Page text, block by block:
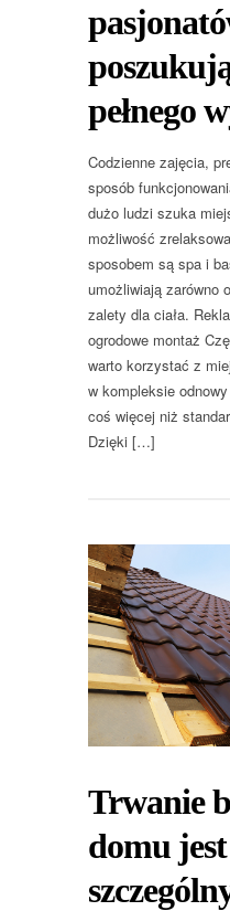
pełnego
Codzienne zajęcia,
sposób
dużo ludzi szuka
możliwość
sposobem są spa i
umożliwiają zarówno
zalety dla ciała.
ogrodowe montaż
warto korzystać z
w kompleksie
coś więcej niż
Dzięki […]
Trwanie
domu